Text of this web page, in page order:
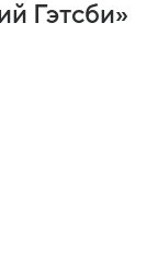
Гэтсби»